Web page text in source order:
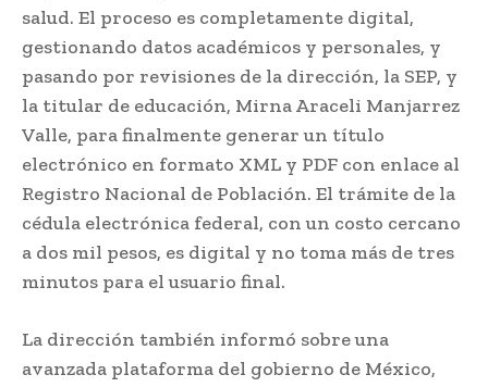
salud. El proceso es completamente digital,
gestionando datos académicos y personales, y
pasando por revisiones de la dirección, la SEP, y
la titular de educación, Mirna Araceli Manjarrez
Valle, para finalmente generar un título
electrónico en formato XML y PDF con enlace al
Registro Nacional de Población. El trámite de la
cédula electrónica federal, con un costo cercano
a dos mil pesos, es digital y no toma más de tres
minutos para el usuario final.
La dirección también informó sobre una
avanzada plataforma del gobierno de México,